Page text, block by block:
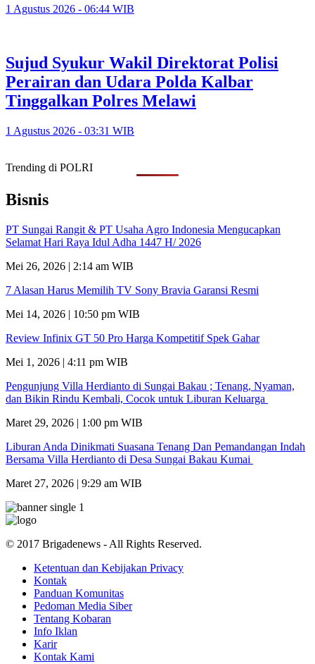
1 Agustus 2026 - 06:44 WIB
Sujud Syukur Wakil Direktorat Polisi
Perairan dan Udara Polda Kalbar
Tinggalkan Polres Melawi
1 Agustus 2026 - 03:31 WIB
Trending di POLRI
Bisnis
PT Sungai Rangit & PT Usaha Agro Indonesia Mengucapkan
Selamat Hari Raya Idul Adha 1447 H/ 2026
Mei 26, 2026 | 2:14 am WIB
7 Alasan Harus Memilih TV Sony Bravia Garansi Resmi
Mei 14, 2026 | 10:50 pm WIB
Review Infinix GT 50 Pro Harga Kompetitif Spek Gahar
Mei 1, 2026 | 4:11 pm WIB
Pengunjung Villa Herdianto di Sungai Bakau ; Tenang, Nyaman,
dan Bikin Rindu Kembali, Cocok untuk Liburan Keluarga
Maret 29, 2026 | 1:00 pm WIB
Liburan Anda Dinikmati Suasana Tenang Dan Pemandangan Indah
Bersama Villa Herdianto di Desa Sungai Bakau Kumai
Maret 27, 2026 | 9:29 am WIB
© 2017 Brigadenews - All Rights Reserved.
Ketentuan dan Kebijakan Privacy
Kontak
Panduan Komunitas
Pedoman Media Siber
Tentang Kobaran
Info Iklan
Karir
Kontak Kami